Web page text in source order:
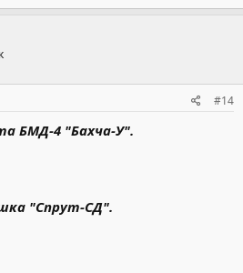
#14
БМД-4 "Бахча-У".
"Спрут-СД".